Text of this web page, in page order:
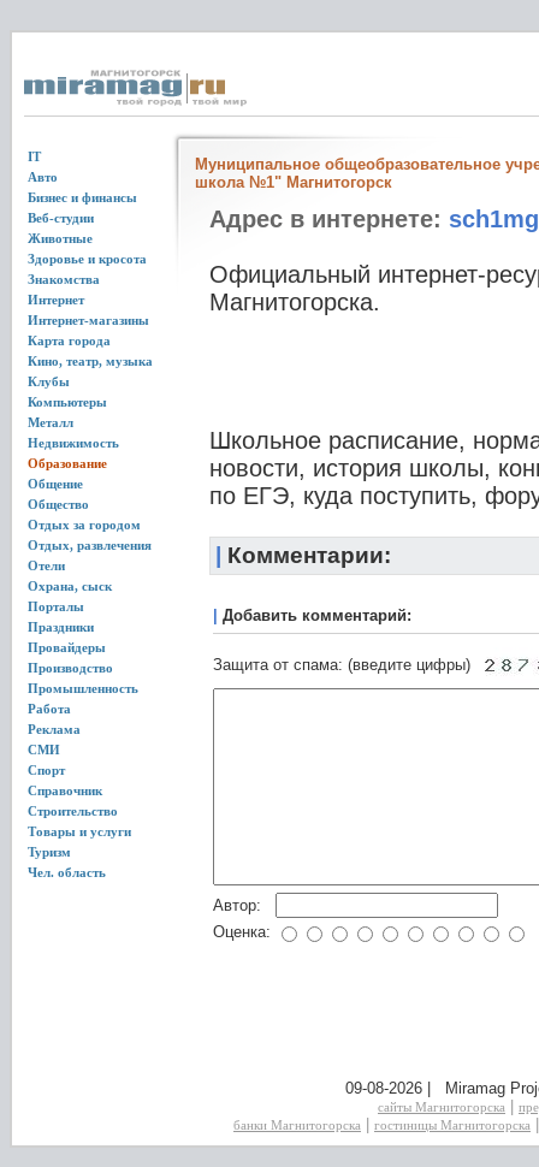
IT
Авто
Бизнес и финансы
Веб-студии
Животные
Здоровье и кросота
Знакомства
Интернет
Интернет-магазины
Карта города
Кино, театр, музыка
Клубы
Компьютеры
Металл
Недвижимость
Образование
Общение
Общество
Отдых за городом
Отдых, развлечения
Отели
Охрана, сыск
Порталы
Праздники
Провайдеры
Производство
Промышленность
Работа
Реклама
СМИ
Спорт
Справочник
Строительство
Товары и услуги
Туризм
Чел. область
Муниципальное общеобразовательное
школа №1" Магнитогорск
Адрес в интернете:
Официальный интернет-
Магнитогорска.
Школьное расписание,
новости, история школы,
по ЕГЭ, куда поступить,
Комментарии:
Добавить комментарий:
Защита от спама: (введите цифры)
Автор:
Оценка:
09-08-2026 | Miramag
сайты Магнитогорска
банки Магнитогорска
гостиницы Магнитогорска